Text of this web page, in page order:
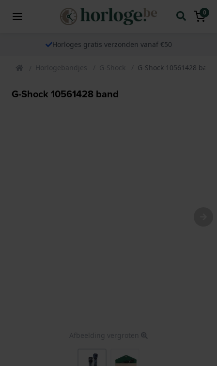
0
Horloges gratis verzonden vanaf €50
Horlogebandjes G-Shock G-Shock 10561428 band
G-Shock 10561428 band
Afbeelding vergroten